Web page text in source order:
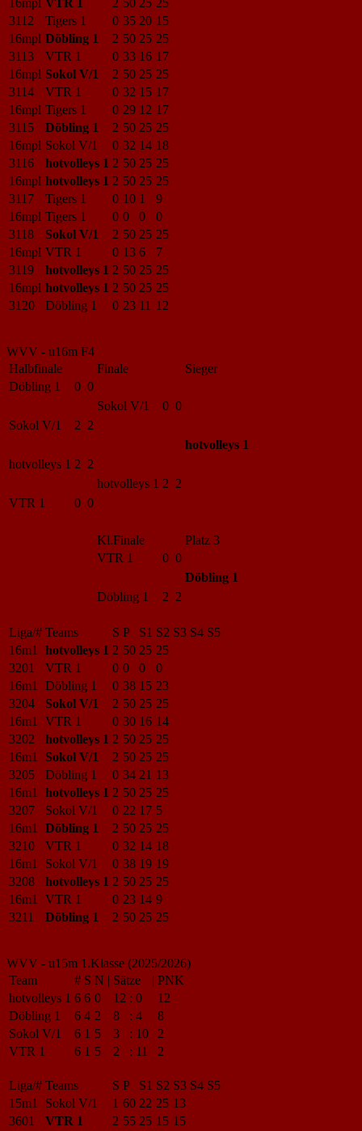
16mpl VTR 1 2 50 25 25
3112
Tigers 1 0 35 20 15
16mpl Döbling 1 2 50 25 25
3113
VTR 1 0 33 16 17
16mpl Sokol V/1 2 50 25 25
3114
VTR 1 0 32 15 17
16mpl Tigers 1 0 29 12 17
3115
Döbling 1 2 50 25 25
16mpl Sokol V/1 0 32 14 18
3116
hotvolleys 1 2 50 25 25
16mpl hotvolleys 1 2 50 25 25
3117
Tigers 1 0 10 1
9
16mpl Tigers 1 0 0 0
0
3118
Sokol V/1 2 50 25 25
16mpl VTR 1 0 13 6
7
3119
hotvolleys 1 2 50 25 25
16mpl hotvolleys 1 2 50 25 25
3120
Döbling 1 0 23 11 12
WVV - u16m F4
Halbfinale
Finale
Sieger
Döbling 1
0 0
Sokol V/1
0 0
Sokol V/1
2 2
hotvolleys 1
hotvolleys 1 2 2
hotvolleys 1 2 2
VTR 1
0 0
Kl.Finale
Platz 3
VTR 1
0 0
Döbling 1
Döbling 1
2 2
Liga/# Teams S P S1 S2 S3 S4 S5
16m1
hotvolleys 1 2 50 25 25
3201
VTR 1 0 0 0
0
16m1
Döbling 1 0 38 15 23
3204
Sokol V/1 2 50 25 25
16m1
VTR 1 0 30 16 14
3202
hotvolleys 1 2 50 25 25
16m1
Sokol V/1 2 50 25 25
3205
Döbling 1 0 34 21 13
16m1
hotvolleys 1 2 50 25 25
3207
Sokol V/1 0 22 17 5
16m1
Döbling 1 2 50 25 25
3210
VTR 1 0 32 14 18
16m1
Sokol V/1 0 38 19 19
3208
hotvolleys 1 2 50 25 25
16m1
VTR 1 0 23 14 9
3211
Döbling 1 2 50 25 25
WVV - u15m 1.Klasse (2025/2026)
Team
# S N | Sätze | PNK
hotvolleys 1 6 6 0 12 : 0
12
Döbling 1
6 4 2 8 : 4
8
Sokol V/1
6 1 5 3 : 10
2
VTR 1
6 1 5 2 : 11 2
Liga/# Teams S P S1 S2 S3 S4 S5
15m1
Sokol V/1 1 60 22 25 13
3601
VTR 1 2 55 25 15 15